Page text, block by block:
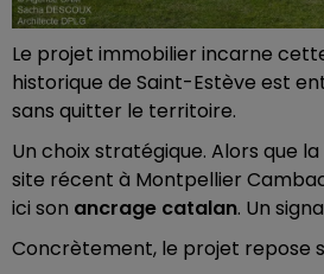
Le projet immobilier incarne
historique de Saint-Estève est
sans quitter le territoire.
Un choix stratégique. Alors que
site récent à Montpellier
ici son ancrage catalan. Un
Concrètement, le projet repose